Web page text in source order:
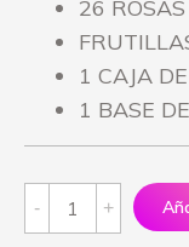
26
1 CAJA
1 BASE
Arreglo
Floral